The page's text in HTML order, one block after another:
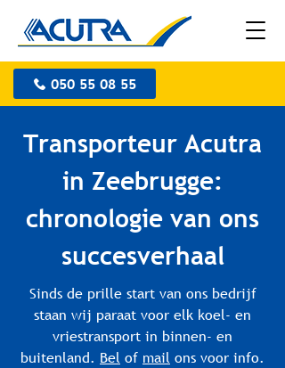
050 55 08 55
Transporteur Acutra
in Zeebrugge:
chronologie van ons
succesverhaal
Sinds de prille start van ons bedrijf
staan wij paraat voor elk koel- en
vriestransport in binnen- en
buitenland. Bel of mail ons voor info.